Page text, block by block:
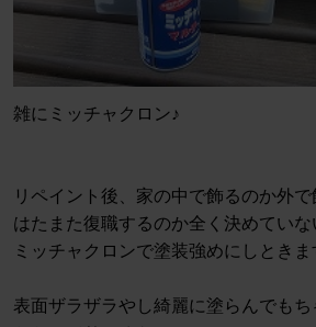
雑にミッチャクロン♪
リペイント後、家の中で飾るのか外
はたまた復職するのか全く決めていな
ミッチャクロンで塗装強めにしときま
表面ザラザラやし綺麗に塗らんでもち